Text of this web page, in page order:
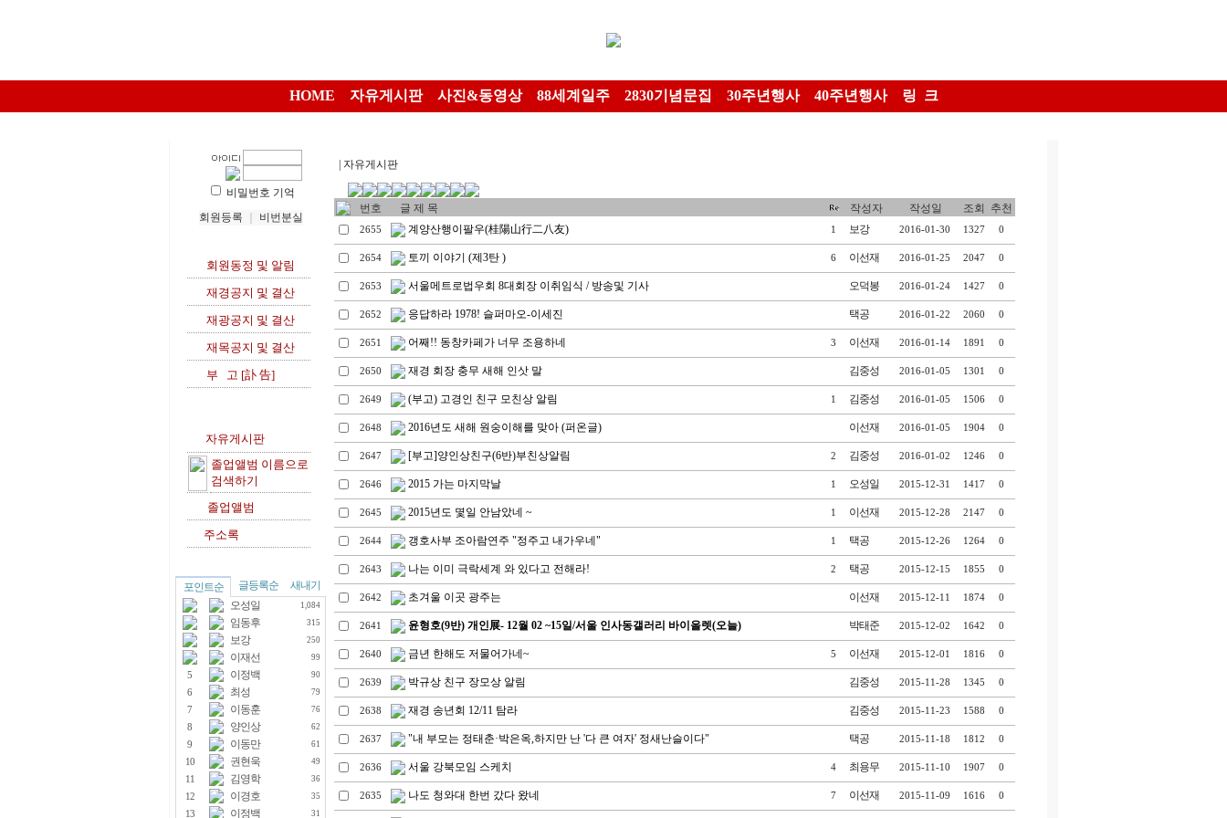
HOME 자유게시판 사진&동영상 88세계일주 2830기념문집 30주년행사 40주년행사 링 크
비밀번호 기억
회원등록
비번분실
회원동정 및 알림
재경공지 및 결산
재광공지 및 결산
재목공지 및 결산
부 고 [訃 告]
자유게시판
졸업앨범 이름으로
검색하기
졸업앨범
주소록
포인트순 글등록순
새내기
오성일
1,084
임동후 315
보강 250
이재선 99
5 이정백 90
6 최성 79
7 이동훈 76
8 양인상 62
9 이동만 61
10 권현욱 49
11 김영학 36
12 이경호 35
13 이정백 31
| 자유게시판
번호 글 제 목 작성자 작성일 조회 추천
2655 계양산행이팔우(桂陽山行二八友) 1 보강 2016-01-30 1327 0
2654 토끼 이야기 (제3탄 ) 6 이선재 2016-01-25 2047 0
2653 서울메트로법우회 8대회장 이취임식 / 방송및 기사 오덕봉 2016-01-24 1427 0
2652 응답하라 1978! 슬퍼마오-이세진 택공 2016-01-22 2060 0
2651 어째!! 동창카페가 너무 조용하네 3 이선재 2016-01-14 1891 0
2650 재경 회장 충무 새해 인삿 말 김중성 2016-01-05 1301 0
2649 (부고) 고경인 친구 모친상 알림 1 김중성 2016-01-05 1506 0
2648 2016년도 새해 원숭이해를 맞아 (퍼온글) 이선재 2016-01-05 1904 0
2647 [부고]양인상친구(6반)부친상알림 2 김중성 2016-01-02 1246 0
2646 2015 가는 마지막날 1 오성일 2015-12-31 1417 0
2645 2015년도 몇일 안남았네 ~ 1 이선재 2015-12-28 2147 0
2644 갱호사부 조아람연주 "정주고 내가우네" 1 택공 2015-12-26 1264 0
2643 나는 이미 극락세계 와 있다고 전해라! 2 택공 2015-12-15 1855 0
2642 초겨울 이곳 광주는 이선재 2015-12-11 1874 0
2641 윤형호(9반) 개인展- 12월 02 ~15일/서울 인사동갤러리 바이올렛(오늘) 박태준 2015-12-02 1642 0
2640 금년 한해도 저물어가네~ 5 이선재 2015-12-01 1816 0
2639 박규상 친구 장모상 알림 김중성 2015-11-28 1345 0
2638 재경 송년회 12/11 탐라 김중성 2015-11-23 1588 0
2637 "내 부모는 정태춘·박은옥,하지만 난 '다 큰 여자' 정새난슬이다" 택공 2015-11-18 1812 0
2636 서울 강북모임 스케치 4 최용무 2015-11-10 1907 0
2635 나도 청와대 한번 갔다 왔네 7 이선재 2015-11-09 1616 0